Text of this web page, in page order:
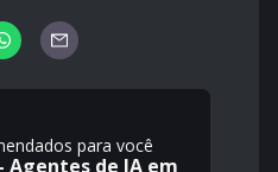
para você
Agentes de IA em